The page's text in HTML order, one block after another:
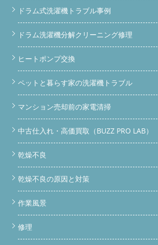
ドラム式洗濯機トラブル事例
ドラム洗濯機分解クリーニング修理
ヒートポンプ交換
ペットと暮らす家の洗濯機トラブル
マンション売却前の家電清掃
中古仕入れ・高価買取（BUZZ PRO LAB）
乾燥不良
乾燥不良の原因と対策
作業風景
修理